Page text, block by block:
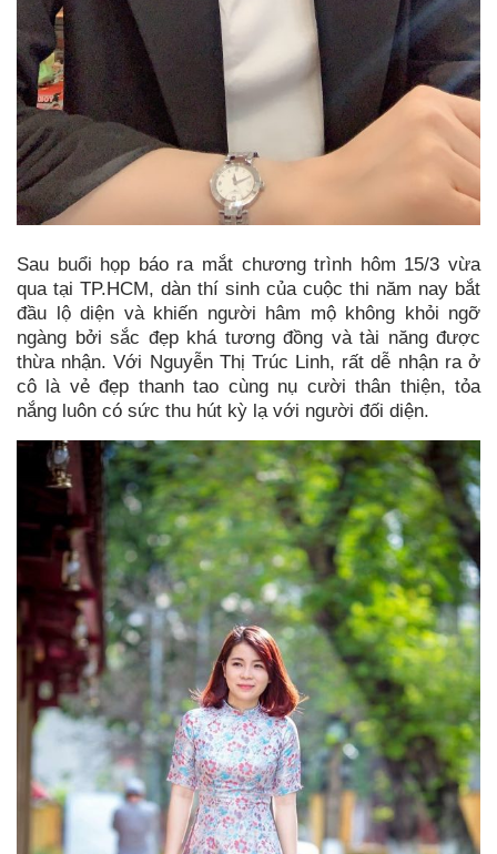
Sau buổi họp báo ra mắt chương trình hôm 15/3 vừa
qua tại TP.HCM, dàn thí sinh của cuộc thi năm nay bắt
đầu lộ diện và khiến người hâm mộ không khỏi ngỡ
ngàng bởi sắc đẹp khá tương đồng và tài năng được
thừa nhận. Với Nguyễn Thị Trúc Linh, rất dễ nhận ra ở
cô là vẻ đẹp thanh tao cùng nụ cười thân thiện, tỏa
nắng luôn có sức thu hút kỳ lạ với người đối diện.